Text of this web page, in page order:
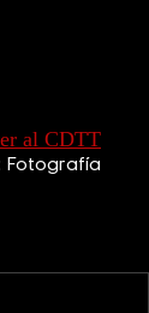
al CDTT
Fotografía